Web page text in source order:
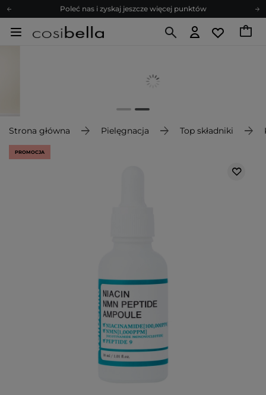
Poleć nas i zyskaj jeszcze więcej punktów
Zapisz się na newsletter pełen porad
Poleć nas i zyskaj jeszcze więcej punktów
Strona główna Pielęgnacja Top składniki
PROMOCJA